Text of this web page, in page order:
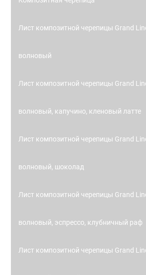
Лист композитной черепицы Grand
волновый
Лист композитной черепицы Grand
волновый, капучино, кленовый латте
Лист композитной черепицы Grand
волновый, шоколад
Лист композитной черепицы Grand
волновый, эспрессо, клубничный раф
Лист композитной черепицы Grand